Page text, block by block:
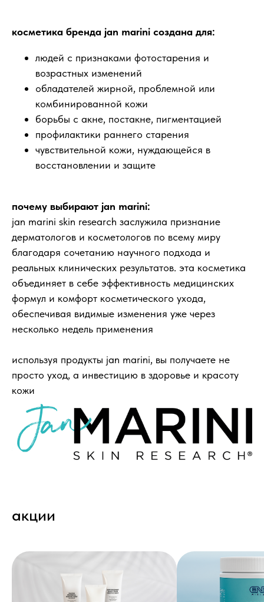
косметика бренда jan marini создана для:
людей с признаками фотостарения и
возрастных изменений
обладателей жирной, проблемной или
комбинированной кожи
борьбы с акне, постакне, пигментацией
профилактики раннего старения
чувствительной кожи, нуждающейся в
восстановлении и защите
почему выбирают jan marini:
jan marini skin research заслужила признание
дерматологов и косметологов по всему миру
благодаря сочетанию научного подхода и
реальных клинических результатов. эта косметика
объединяет в себе эффективность медицинских
формул и комфорт косметического ухода,
обеспечивая видимые изменения уже через
несколько недель применения
используя продукты jan marini, вы получаете не
просто уход, а инвестицию в здоровье и красоту
кожи
акции